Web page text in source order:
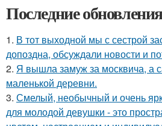
Последние
1. В тот выходной мы с сестрой
допоздна, обсуждали новости и
2. Я вышла замуж за москвича, а
маленькой деревни.
3. Смелый, необычный и очень
для молодой девушки - это